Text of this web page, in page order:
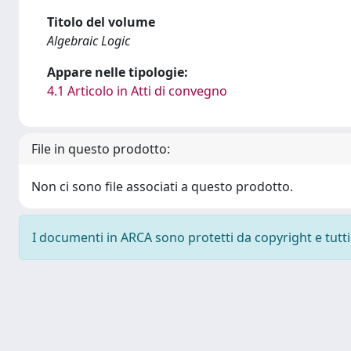
Titolo del volume
Algebraic Logic
Appare nelle tipologie:
4.1 Articolo in Atti di convegno
File in questo prodotto:
Non ci sono file associati a questo prodotto.
I documenti in ARCA sono protetti da copyright e